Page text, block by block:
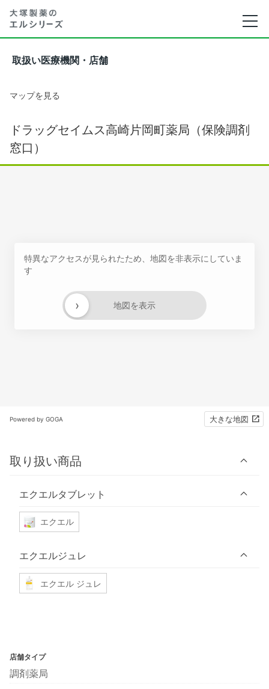
取扱い医療機関・店舗
マップを見る
ドラッグセイムス高崎片岡町薬局（保険調剤
窓口）
特異なアクセスが見られたため、地図を非表示にしていま
す
地図を表示
›
Powered by GOGA 大きな地図
取り扱い商品
エクエルタブレット
エクエル
エクエルジュレ
エクエル ジュレ
店舗タイプ
調剤薬局